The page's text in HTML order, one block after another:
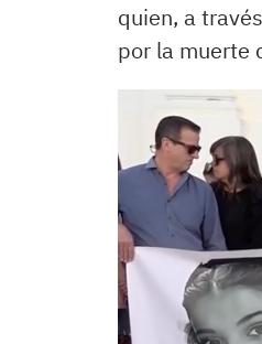
quien, a
por la muerte